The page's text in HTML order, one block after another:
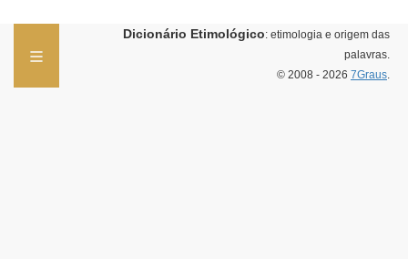
Dicionário Etimológico: etimologia e origem das
palavras.
© 2008 - 2026 7Graus.